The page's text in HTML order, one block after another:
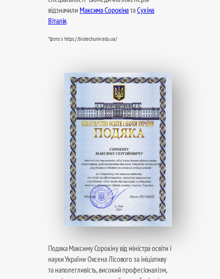
відзначили Максима СорокінатаСухіна
Віталія.
*фото з https://biotechuniv.edu.ua/
Подяка Максиму Сорокіну від міністра освіти і
науки України Оксена Лісового за ініціативу
та наполегливість, високий професіоналізм,